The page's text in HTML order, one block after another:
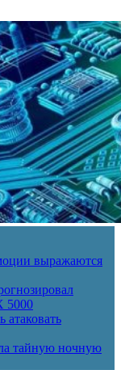
выражаются
5000
атаковать
тайную ночную